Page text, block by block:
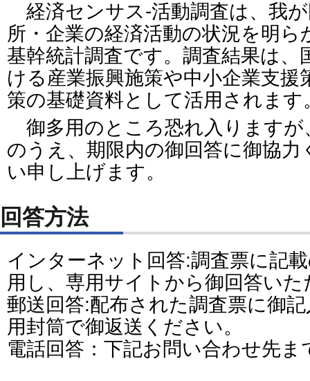
経済センサス‐活動調査は、我
所・企業の経済活動の状況を明
基幹統計調査です。調査結果は、
ける産業振興施策や中小企業支援
策の基礎資料として活用されます
御多用のところ恐れ入りますが
のうえ、期限内の御回答に御協
い申し上げます。
回答方法
インターネット回答:調査票に記
用し、専用サイトから御回答い
郵送回答:配布された調査票に御
用封筒で御返送ください。
電話回答：下記お問い合わせ先